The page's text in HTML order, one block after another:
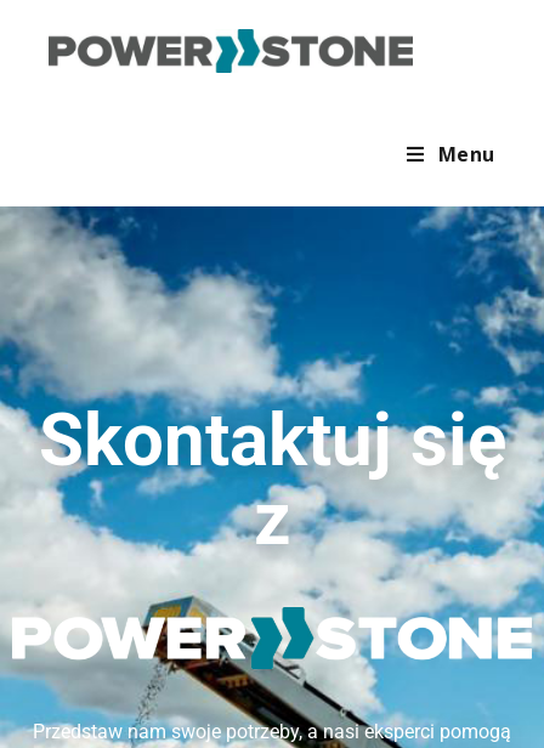
Menu
Skontaktuj się
z
Przedstaw nam swoje potrzeby, a nasi eksperci pomogą